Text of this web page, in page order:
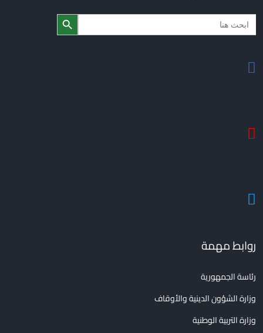
Search
Search Button
روابط مهمة
رئاسة الجمهورية
وزارة الشؤون الدينية والأوقاف
وزارة التربية الوطنية